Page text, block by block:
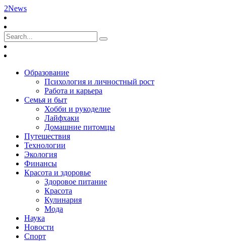
2News
Образование
Психология и личностный рост
Работа и карьера
Семья и быт
Хобби и рукоделие
Лайфхаки
Домашние питомцы
Путешествия
Технологии
Экология
Финансы
Красота и здоровье
Здоровое питание
Красота
Кулинария
Мода
Наука
Новости
Спорт